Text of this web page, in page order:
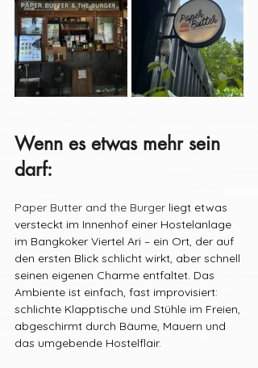
Wenn es etwas mehr sein
darf:
Paper Butter and the Burger liegt etwas
versteckt im Innenhof einer Hostelanlage
im Bangkoker Viertel Ari – ein Ort, der auf
den ersten Blick schlicht wirkt, aber schnell
seinen eigenen Charme entfaltet. Das
Ambiente ist einfach, fast improvisiert:
schlichte Klapptische und Stühle im Freien,
abgeschirmt durch Bäume, Mauern und
das umgebende Hostelflair.